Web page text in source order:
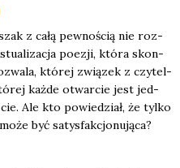
z całą pew­no­ścią nie roz­
poezji, któ­ra skon­
któ­rej zwią­zek z czy­tel­
każ­de otwar­cie jest jed­
Ale kto powie­dział, że tyl­ko
być satys­fak­cjo­nu­ją­ca?